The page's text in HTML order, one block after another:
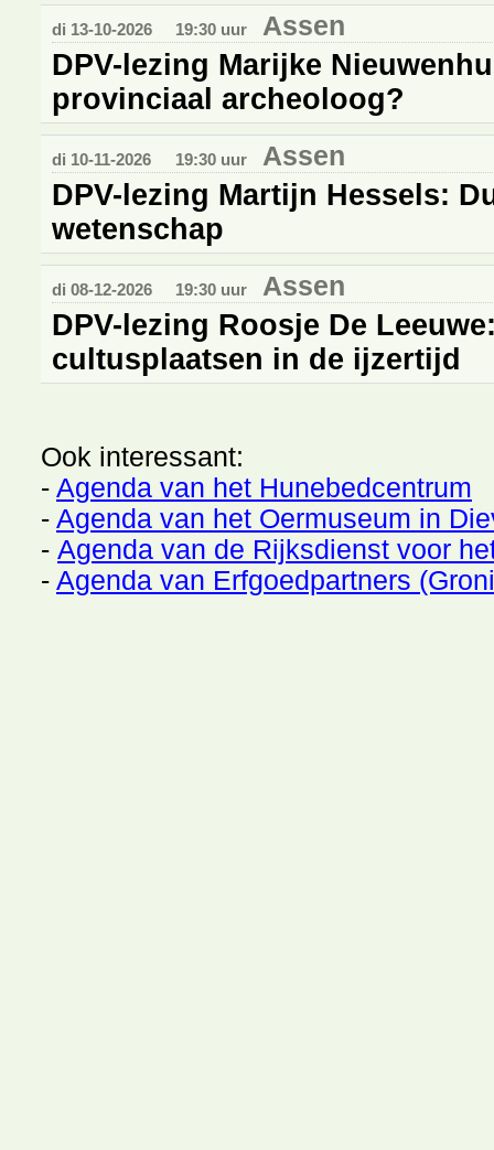
di 13-10-2026 19:30 uur Assen
DPV-lezing Marijke
provinciaal archeoloog?
di 10-11-2026 19:30 uur Assen
DPV-lezing Martijn Hessels:
wetenschap
di 08-12-2026 19:30 uur Assen
DPV-lezing Roosje De
cultusplaatsen in de ijzertijd
​Ook interessant:
- Agenda van het Hunebedcentrum
- Agenda van het Oermuseum in
- Agenda van de Rijksdienst voor
- Agenda van Erfgoedpartners